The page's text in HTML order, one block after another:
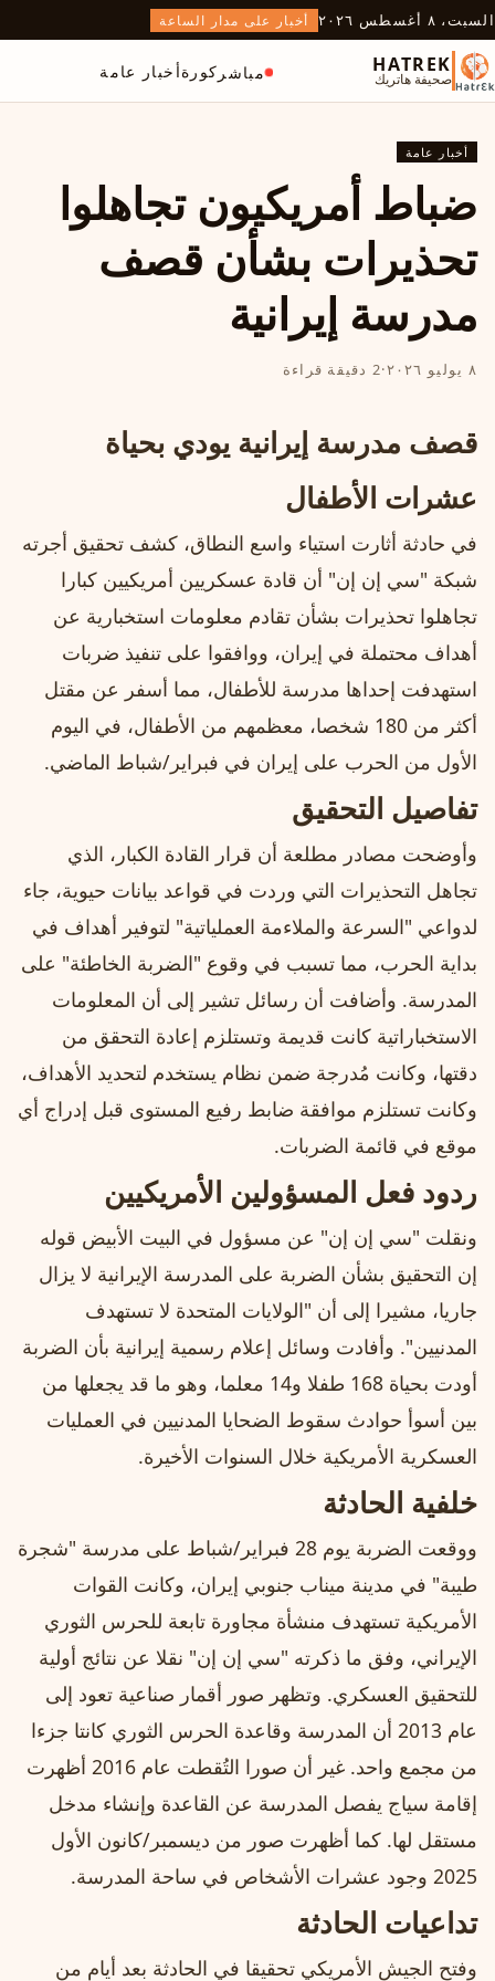
السبت، ٨ أغسطس ٢٠٢٦ أخبار على مدار الساعة
HATREK
صحيفة هاتريك مباشر كورةأخبار عامة
أخبار عامة
ضباط أمريكيون تجاهلوا
تحذيرات بشأن قصف
مدرسة إيرانية
٨ يوليو ٢٠٢٦ ·2 دقيقة قراءة
قصف مدرسة إيرانية يودي بحياة
عشرات الأطفال
في حادثة أثارت استياء واسع النطاق، كشف تحقيق أجرته
شبكة "سي إن إن" أن قادة عسكريين أمريكيين كبارا
تجاهلوا تحذيرات بشأن تقادم معلومات استخبارية عن
أهداف محتملة في إيران، ووافقوا على تنفيذ ضربات
استهدفت إحداها مدرسة للأطفال، مما أسفر عن مقتل
أكثر من 180 شخصا، معظمهم من الأطفال، في اليوم
الأول من الحرب على إيران في فبراير/شباط الماضي.
تفاصيل التحقيق
وأوضحت مصادر مطلعة أن قرار القادة الكبار، الذي
تجاهل التحذيرات التي وردت في قواعد بيانات حيوية، جاء
لدواعي "السرعة والملاءمة العملياتية" لتوفير أهداف في
بداية الحرب، مما تسبب في وقوع "الضربة الخاطئة" على
المدرسة. وأضافت أن رسائل تشير إلى أن المعلومات
الاستخباراتية كانت قديمة وتستلزم إعادة التحقق من
دقتها، وكانت مُدرجة ضمن نظام يستخدم لتحديد الأهداف،
وكانت تستلزم موافقة ضابط رفيع المستوى قبل إدراج أي
موقع في قائمة الضربات.
ردود فعل المسؤولين الأمريكيين
ونقلت "سي إن إن" عن مسؤول في البيت الأبيض قوله
إن التحقيق بشأن الضربة على المدرسة الإيرانية لا يزال
جاريا، مشيرا إلى أن "الولايات المتحدة لا تستهدف
المدنيين". وأفادت وسائل إعلام رسمية إيرانية بأن الضربة
أودت بحياة 168 طفلا و14 معلما، وهو ما قد يجعلها من
بين أسوأ حوادث سقوط الضحايا المدنيين في العمليات
العسكرية الأمريكية خلال السنوات الأخيرة.
خلفية الحادثة
ووقعت الضربة يوم 28 فبراير/شباط على مدرسة "شجرة
طيبة" في مدينة ميناب جنوبي إيران، وكانت القوات
الأمريكية تستهدف منشأة مجاورة تابعة للحرس الثوري
الإيراني، وفق ما ذكرته "سي إن إن" نقلا عن نتائج أولية
للتحقيق العسكري. وتظهر صور أقمار صناعية تعود إلى
عام 2013 أن المدرسة وقاعدة الحرس الثوري كانتا جزءا
من مجمع واحد. غير أن صورا التُقطت عام 2016 أظهرت
إقامة سياج يفصل المدرسة عن القاعدة وإنشاء مدخل
مستقل لها. كما أظهرت صور من ديسمبر/كانون الأول
2025 وجود عشرات الأشخاص في ساحة المدرسة.
تداعيات الحادثة
وفتح الجيش الأمريكي تحقيقا في الحادثة بعد أيام من